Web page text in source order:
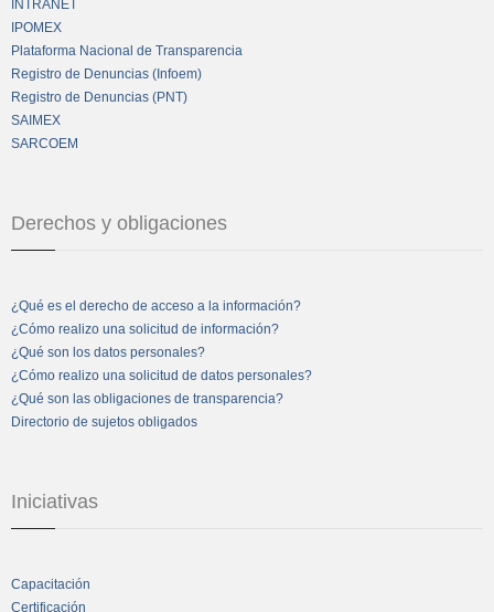
INTRANET
IPOMEX
Plataforma Nacional de Transparencia
Registro de Denuncias (Infoem)
Registro de Denuncias (PNT)
SAIMEX
SARCOEM
Derechos y obligaciones
¿Qué es el derecho de acceso a la información?
¿Cómo realizo una solicitud de información?
¿Qué son los datos personales?
¿Cómo realizo una solicitud de datos personales?
¿Qué son las obligaciones de transparencia?
Directorio de sujetos obligados
Iniciativas
Capacitación
Certificación